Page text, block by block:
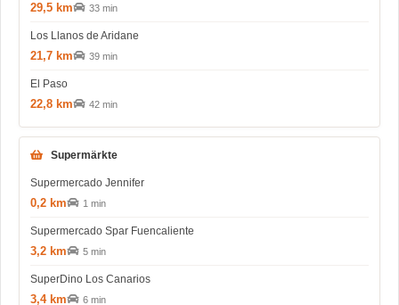
29,5 km 33 min
Los Llanos de Aridane
21,7 km 39 min
El Paso
22,8 km 42 min
Supermärkte
Supermercado Jennifer
0,2 km 1 min
Supermercado Spar Fuencaliente
3,2 km 5 min
SuperDino Los Canarios
3,4 km 6 min